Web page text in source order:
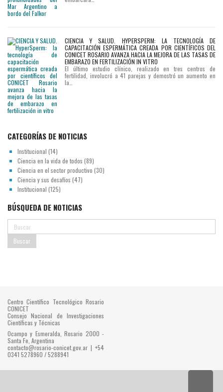
CIENCIA Y SALUD. HYPERSPERM: LA TECNOLOGÍA DE
CAPACITACIÓN ESPERMÁTICA CREADA POR CIENTÍFICOS DEL
CONICET ROSARIO AVANZA HACIA LA MEJORA DE LAS TASAS DE
EMBARAZO EN FERTILIZACIÓN IN VITRO
El último estudio clínico, realizado en tres centros de
fertilidad, involucró a 41 parejas y demostró un aumento en
la…
CATEGORÍAS DE NOTICIAS
Institucional (14)
Ciencia en la vida de todos (89)
Ciencia en el sector productivo (30)
Ciencia y sus desafíos (47)
Institucional (125)
BÚSQUEDA DE NOTICIAS
Centro Científico Tecnológico Rosario
CONICET
Consejo Nacional de Investigaciones
Científicas y Técnicas
Ocampo y Esmeralda, Rosario 2000 -
Santa Fe, Argentina
contacto@rosario-conicet.gov.ar | +54
0341 5278960 / 5288941